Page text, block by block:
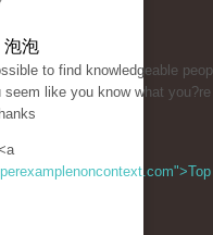
泡泡
to find knowledgeable
like you know what you?re